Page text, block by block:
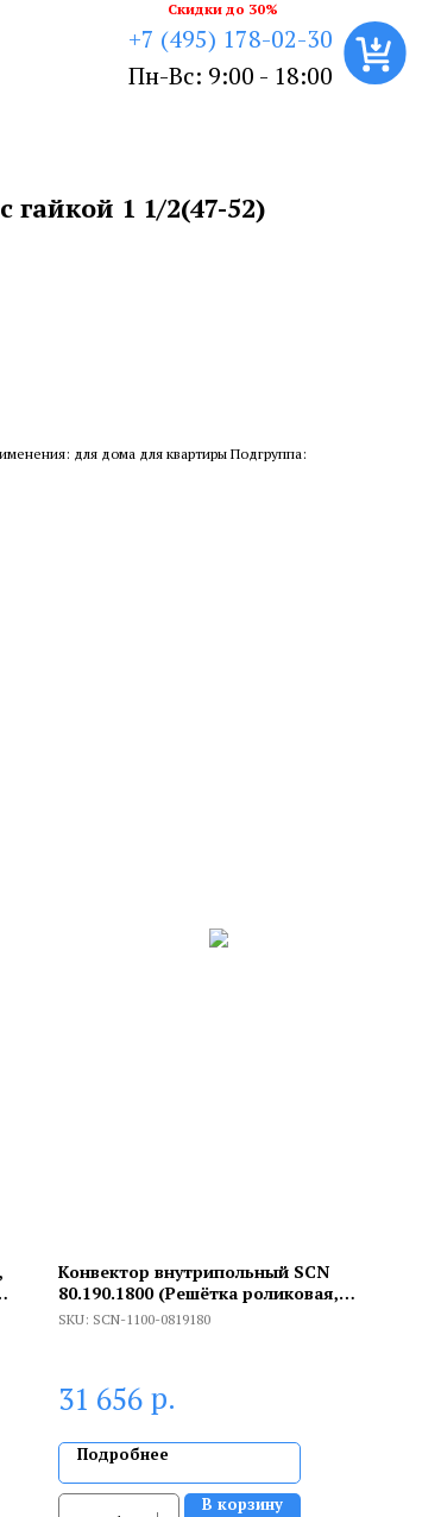
+7 (495) 178-02-30
Пн-Вс: 9:00 - 18:00
Скидки до 30%
гайкой 1 1/2(47-52)
для дома для квартиры Подгруппа:
Конвектор внутрипольный SCN
80.190.1800 (Решётка роликовая,
анодированный алюминий)
SKU: SCN-1100-0819180
31 656 р.
Подробнее
В корзину